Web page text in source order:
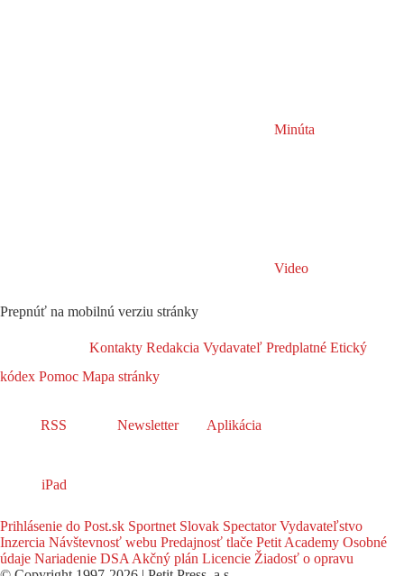
Minúta
Video
Prepnúť na mobilnú verziu stránky
Kontakty Redakcia Vydavateľ Predplatné Etický
kódex Pomoc Mapa stránky
RSS Newsletter Aplikácia
iPad
Prihlásenie do Post.sk Sportnet Slovak SpectatorVydavateľstvo
Inzercia Návštevnosť webu Predajnosť tlače Petit Academy Osobné
údaje Nariadenie DSA Akčný plán Licencie Žiadosť o opravu